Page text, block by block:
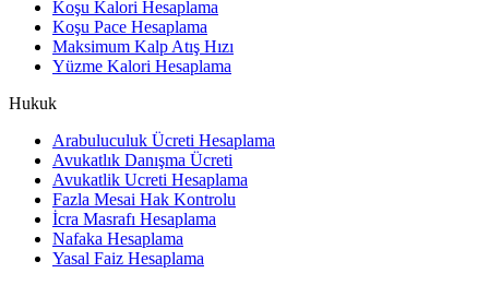
Koşu Kalori Hesaplama
Koşu Pace Hesaplama
Maksimum Kalp Atış Hızı
Yüzme Kalori Hesaplama
Hukuk
Arabuluculuk Ücreti Hesaplama
Avukatlık Danışma Ücreti
Avukatlik Ucreti Hesaplama
Fazla Mesai Hak Kontrolu
İcra Masrafı Hesaplama
Nafaka Hesaplama
Yasal Faiz Hesaplama